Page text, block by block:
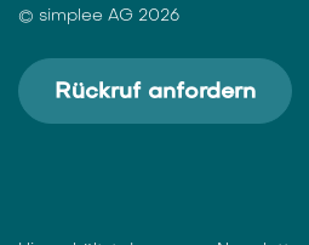
© simplee AG 2026
Rückruf anfordern